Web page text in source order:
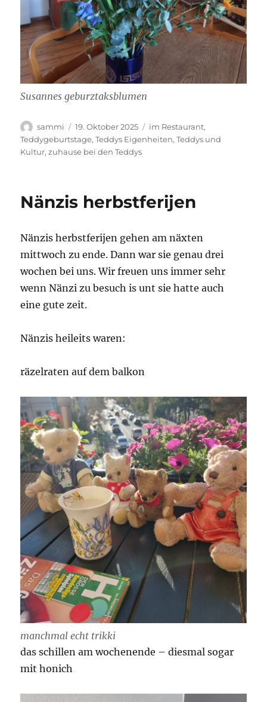
Susannes geburztaksblumen
Autor
sammi
Veröffentlicht
am
19. Oktober 2025 Kategorien
im Restaurant,
Teddygeburtstage,Teddys Eigenheiten,Teddys und
Kultur,zuhause bei den Teddys
Nänzis herbstferijen
Nänzis herbstferijen gehen am näxten
mittwoch zu ende. Dann war sie genau drei
wochen bei uns. Wir freuen uns immer sehr
wenn Nänzi zu besuch is unt sie hatte auch
eine gute zeit.
Nänzis heileits waren:
räzelraten auf dem balkon
manchmal echt trikki
das schillen am wochenende – diesmal sogar
mit honich